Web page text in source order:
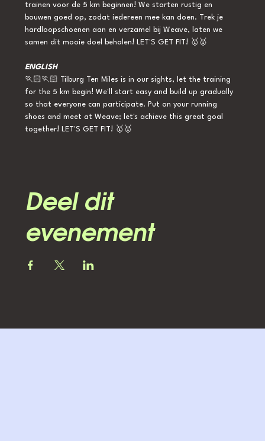
trainen voor de 5 km beginnen! We starten rustig en
bouwen goed op, zodat iedereen mee kan doen. Trek je
hardloopschoenen aan en verzamel bij Weave, laten we
samen dit mooie doel behalen! LET'S GET FIT! 🥇🥇
ENGLISH
🏃🏻🏃🏻 Tilburg Ten Miles is in our sights, let the training
for the 5 km begin! We'll start easy and build up gradually
so that everyone can participate. Put on your running
shoes and meet at Weave; let's achieve this great goal
together! LET'S GET FIT! 🥇🥇
Deel dit
evenement